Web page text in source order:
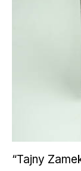
“Tajny